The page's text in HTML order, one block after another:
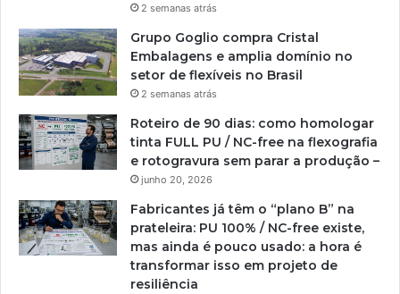
2 semanas atrás
Grupo Goglio compra Cristal
Embalagens e amplia domínio no
setor de flexíveis no Brasil
2 semanas atrás
Roteiro de 90 dias: como homologar
tinta FULL PU / NC-free na flexografia
e rotogravura sem parar a produção –
junho 20, 2026
Fabricantes já têm o “plano B” na
prateleira: PU 100% / NC-free existe,
mas ainda é pouco usado: a hora é
transformar isso em projeto de
resiliência